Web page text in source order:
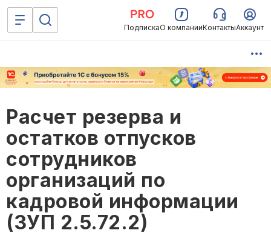
ПодпискаО компанииКонтактыАккаунт
Расчет резерва и
остатков отпусков
сотрудников
организаций по
кадровой информации
(ЗУП 2.5.72.2)